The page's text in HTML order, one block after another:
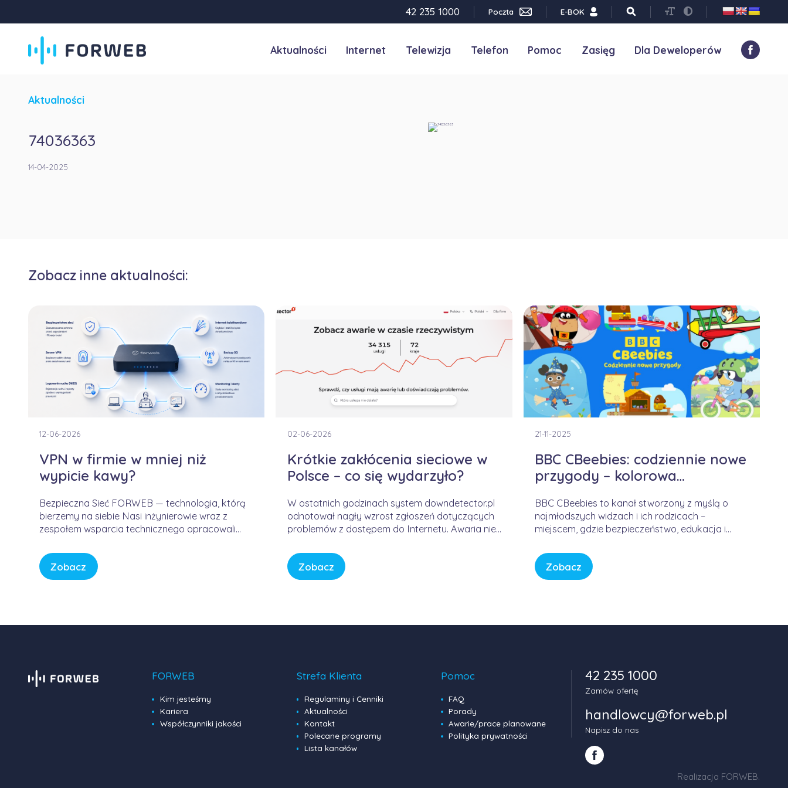
42 235 1000 Poczta E-BOK
Aktualności Internet Telewizja Telefon Pomoc Zasięg Dla Deweloperów
Aktualności
74036363
14-04-2025
Zobacz inne aktualności:
12-06-2026
VPN w firmie w mniej niż
wypicie kawy?
Bezpieczna Sieć FORWEB — technologia, którą
bierzemy na siebie Nasi inżynierowie wraz z
zespołem wsparcia technicznego opracowali
sposób bezpieczny, wygodny i przewidywalny.
Bez samodzielnego konfigurowania
skomplikowanych urządzeń, bez studiowania
Zobacz
02-06-2026
Krótkie zakłócenia sieciowe w
Polsce – co się wydarzyło?
W ostatnich godzinach system downdetector.pl
odnotował nagły wzrost zgłoszeń dotyczących
problemów z dostępem do Internetu. Awaria nie
FORWEB, lecz wynikała z przejściowego błędu w
globalnej infrastrukturze trasowania danych.
Internet przypomina sieć autostrad – gdy na
Zobacz
21-11-2025
BBC CBeebies: codziennie nowe
przygody – kolorowa
BBC CBeebies to kanał stworzony z myślą o
najmłodszych widzach i ich rodzicach –
miejscem, gdzie bezpieczeństwo, edukacja i
świecie pełnym bodźców i szybkiego tempa,
CBeebies oferuje przestrzeń, w której dzieci
mogą odkrywać świat w sposób bezpieczny,
Zobacz
FORWEB
Kim jesteśmy
Kariera
Współczynniki jakości
Strefa Klienta
Regulaminy i Cenniki
Aktualności
Kontakt
Polecane programy
Lista kanałów
Pomoc
FAQ
Porady
Awarie/prace planowane
Polityka prywatności
42 235 1000
Zamów ofertę
handlowcy@forweb.pl
Napisz do nas
Realizacja FORWEB.